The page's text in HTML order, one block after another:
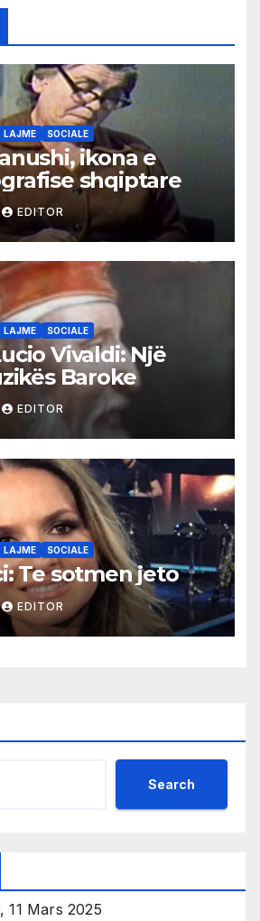
LAJME SOCIALE
ikona e
shqiptare
EDITOR
LAJME SOCIALE
Vivaldi: Një
Baroke
EDITOR
LAJME SOCIALE
Te sotmen jeto
EDITOR
Search
11 Mars 2025